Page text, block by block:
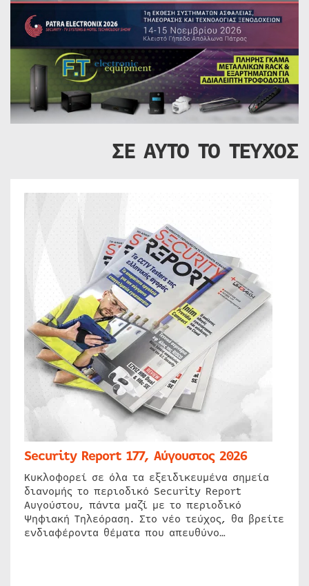
ΣΕ ΑΥΤΟ ΤΟ ΤΕΥΧΟΣ
Security Report 177, Αύγουστος 2026
Κυκλοφορεί σε όλα τα εξειδικευμένα σημεία
διανομής το περιοδικό Security Report
Αυγούστου, πάντα μαζί με το περιοδικό
Ψηφιακή Τηλεόραση. Στο νέο τεύχος, θα βρείτε
ενδιαφέροντα θέματα που απευθύνο…